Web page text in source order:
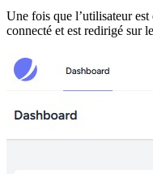
Une fois que l’utilisateur
connecté et est redirigé sur